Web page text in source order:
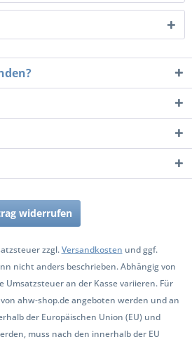
widerrufen
zzgl.Versandkosten und ggf.
nicht anders beschrieben. Abhängig von
Umsatzsteuer an der Kasse variieren. Für
ahw-shop.de angeboten werden und an
der Europäischen Union (EU) und
muss nach den innerhalb der EU